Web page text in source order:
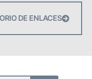
DE ENLACES